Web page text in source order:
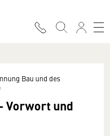
Bau und des
Vorwort und